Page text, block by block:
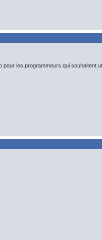
les programmeurs qui souhaitent